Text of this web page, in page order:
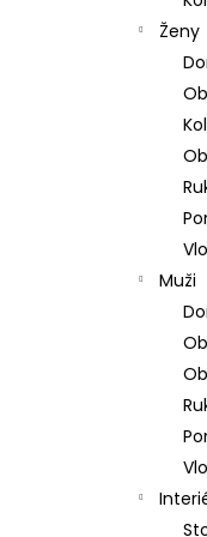
Ženy
Muži
309 Kč